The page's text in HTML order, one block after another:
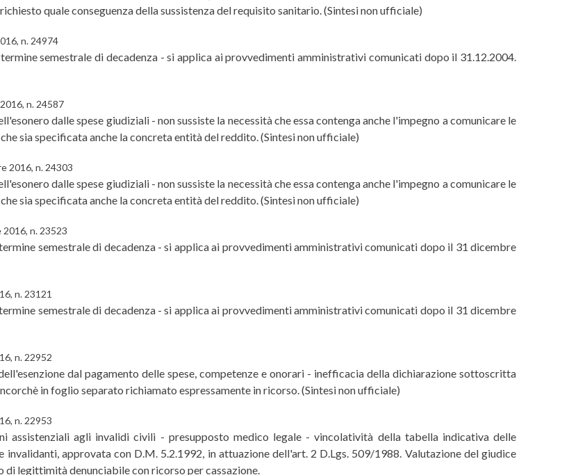
quale conseguenza della sussistenza del requisito sanitario. (Sintesi non ufficiale)
n. 24974
semestrale di decadenza - si applica ai provvedimenti amministrativi comunicati dopo il 31.12.2004.
n. 24587
dalle spese giudiziali - non sussiste la necessità che essa contenga anche l'impegno a comunicare le
sia specificata anche la concreta entità del reddito. (Sintesi non ufficiale)
2016, n. 24303
dalle spese giudiziali - non sussiste la necessità che essa contenga anche l'impegno a comunicare le
sia specificata anche la concreta entità del reddito. (Sintesi non ufficiale)
2016, n. 23523
semestrale di decadenza - si applica ai provvedimenti amministrativi comunicati dopo il 31 dicembre
n. 23121
semestrale di decadenza - si applica ai provvedimenti amministrativi comunicati dopo il 31 dicembre
n. 22952
dal pagamento delle spese, competenze e onorari - inefficacia della dichiarazione sottoscritta
in foglio separato richiamato espressamente in ricorso. (Sintesi non ufficiale)
n. 22953
assistenziali agli invalidi civili - presupposto medico legale - vincolatività della tabella indicativa delle
approvata con D.M. 5.2.1992, in attuazione dell'art. 2 D.Lgs. 509/1988. Valutazione del giudice
legittimità denunciabile con ricorso per cassazione.